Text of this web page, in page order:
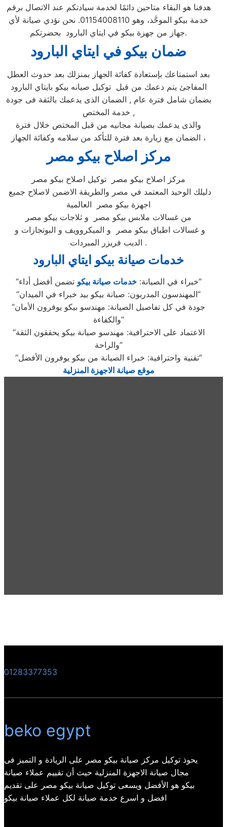
هدفنا هو البقاء متاحين دائمًا لخدمة سيادتكم عند الاتصال برقم
خدمة بيكو الموحَّد، وهو 01154008110. نحن نؤدي صيانة لأي
جهاز من جهزة بيكو في ايتاي البارود بحضرتكم.
ضمان بيكو في ايتاي البارود
بعد استمتاعك بإستعادة كفائة الجهاز بمنزلك بعد حدوث العطل
المفاجئ يتم دعمك من قبل توكيل صيانه بيكو بايتاي البارود
بضمان شامل فترة عام , الضمان الذى يدعمك بالثقة فى جودة
خدمة المختص ,
والذى يدعمك بصيانة مجانيه من قبل المختص خلال فترة
الضمان مع زيارة بعد فترة للتأكد من سلامه وكفائة الجهاز ،
مركز اصلاح بيكو مصر
مركز اصلاح بيكو مصر توكيل اصلاح بيكو مصر
اجهزة بيكو مصر العالمية
من غسالات ملابس بيكو مصر و ثلاجات بيكو مصر
الديب فريزر المبردات .
خدمات صيانة بيكو ايتاي البارود
“خبراء في الصيانة:خدمات صيانة بيكو
تضمن أفضل أداء”
“المهندسون المدربون: صيانة بيكو بيد خبراء في الميدان”
“جودة في كل تفاصيل الصيانة: مهندسو بيكو يوفرون الأمان
والكفاءة”
“الاعتماد على الاحترافية: مهندسو صيانة بيكو يحققون الثقة
والراحة”
“تقنية واحترافية: خبراء الصيانة من بيكو يوفرون الأفضل”
موقع صيانة الاجهزة المنزلية
01283377353
beko egypt
يحوذ توكيل مركز صيانة بيكو مصر على الريادة و التميز فى
مجال صيانة الاجهزة المنزلية حيث أن تقييم عملاء صيانة
بيكو هو الأفضل ويسعى توكيل صيانة بيكو مصر على تقديم
افضل و اسرع خدمة صيانة لكل عملاء صيانة بيكو